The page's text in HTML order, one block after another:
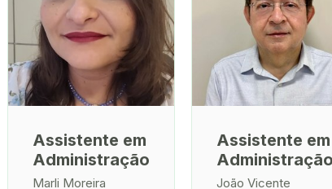
Assistente em
Administração
Marli Moreira
Assistente em
João Vicente